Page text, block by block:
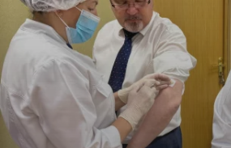
Недвижимость и ЖКХ
Образование
Общество
Погода
Праздники
Происшествия